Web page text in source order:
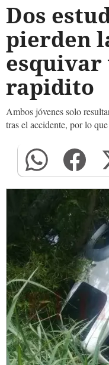
Dos
pierden
esquivar
rapidito
Ambos jóvenes solo
tras el accidente, por lo